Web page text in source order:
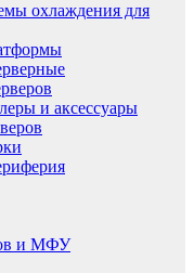
охлаждения для
и аксессуары
и МФУ